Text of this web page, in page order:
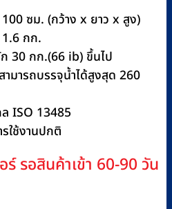
ซม. (กว้าง x ยาว x สูง)
กก.
30 กก.(66 ib) ขึ้นไป
มารถบรรจุน้ำได้สูงสุด 260
ISO 13485
ใช้งานปกติ
รอสินค้าเข้า 60-90 วัน